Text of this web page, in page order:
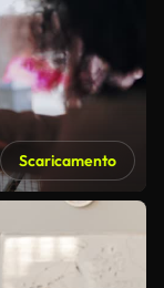
Scaricamento